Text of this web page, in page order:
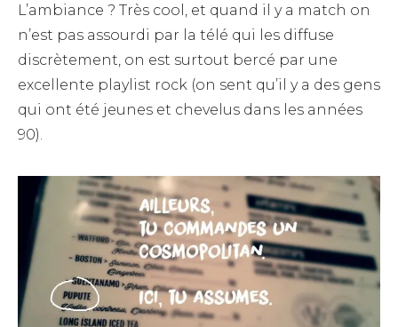
L’ambiance ? Très cool, et quand il y a match on
n’est pas assourdi par la télé qui les diffuse
discrètement, on est surtout bercé par une
excellente playlist rock (on sent qu’il y a des gens
qui ont été jeunes et chevelus dans les années
90).